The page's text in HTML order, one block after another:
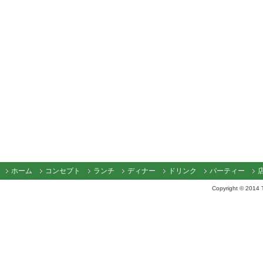
ホーム コンセプト ランチ ディナー ドリンク パーティー
Copyright © 2014